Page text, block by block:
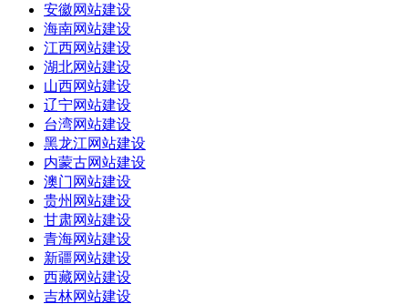
安徽网站建设
海南网站建设
江西网站建设
湖北网站建设
山西网站建设
辽宁网站建设
台湾网站建设
黑龙江网站建设
内蒙古网站建设
澳门网站建设
贵州网站建设
甘肃网站建设
青海网站建设
新疆网站建设
西藏网站建设
吉林网站建设